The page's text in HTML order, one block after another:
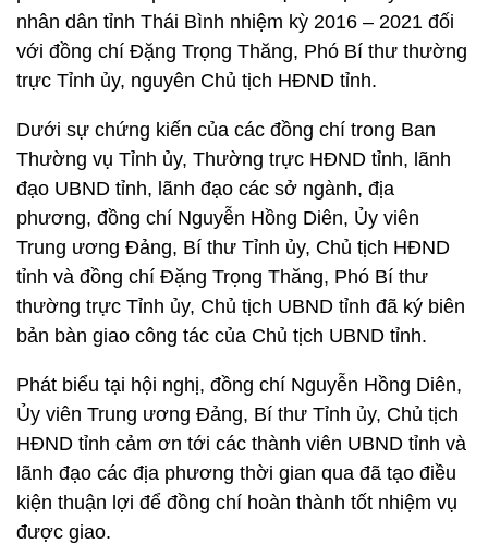
nhân dân tỉnh Thái Bình nhiệm kỳ 2016 – 2021 đối
với đồng chí Đặng Trọng Thăng, Phó Bí thư thường
trực Tỉnh ủy, nguyên Chủ tịch HĐND tỉnh.
Dưới sự chứng kiến của các đồng chí trong Ban
Thường vụ Tỉnh ủy, Thường trực HĐND tỉnh, lãnh
đạo UBND tỉnh, lãnh đạo các sở ngành, địa
phương, đồng chí Nguyễn Hồng Diên, Ủy viên
Trung ương Đảng, Bí thư Tỉnh ủy, Chủ tịch HĐND
tỉnh và đồng chí Đặng Trọng Thăng, Phó Bí thư
thường trực Tỉnh ủy, Chủ tịch UBND tỉnh đã ký biên
bản bàn giao công tác của Chủ tịch UBND tỉnh.
Phát biểu tại hội nghị, đồng chí Nguyễn Hồng Diên,
Ủy viên Trung ương Đảng, Bí thư Tỉnh ủy, Chủ tịch
HĐND tỉnh cảm ơn tới các thành viên UBND tỉnh và
lãnh đạo các địa phương thời gian qua đã tạo điều
kiện thuận lợi để đồng chí hoàn thành tốt nhiệm vụ
được giao.